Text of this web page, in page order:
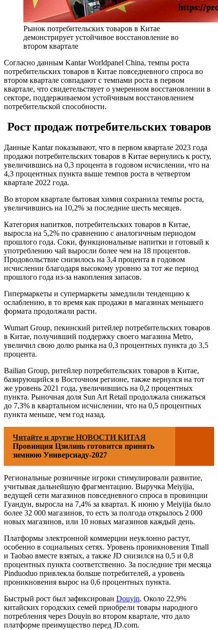
Рынок потребительских товаров в Китае
демонстрирует устойчивое восстановление во
втором квартале
Согласно данным Kantar Worldpanel China, темпы роста
потребительских товаров в Китае повседневного спроса во
втором квартале совпадают с темпами роста в первом
квартале, что свидетельствует о умеренном восстановлении в
секторе, поддерживаемом устойчивым восстановлением
потребительской способности.
Рост продаж потребительских товаров
Данные Kantar показывают, что в первом квартале 2023 года
продажи потребительских товаров в Китае вернулись к росту,
увеличившись на 0,3 процента в годовом исчислении, что на
4,3 процентных пункта выше темпов роста в четвертом
квартале 2022 года.
Во втором квартале бытовая химия сохранила темпы роста,
увеличившись на 10,2% за последние шесть месяцев.
Категория напитков, потребительских товаров в Китае,
выросла на 5,2% по сравнению с аналогичным периодом
прошлого года. Соки, функциональные напитки и готовый к
употреблению чай выросли более чем на 18 процентов.
Продовольствие снизилось на 3,4 процента в годовом
исчислении благодаря высокому уровню за тот же период
прошлого года из-за накопления запасов.
Гипермаркеты и супермаркеты замедлили тенденцию к
ослаблению, в то время как продажи в магазинах меньшего
формата продолжали расти.
Wumart Group, пекинский ритейлер потребительских товаров
в Китае, получивший поддержку своего магазина Metro,
увеличил свою долю рынка на 0,3 процентных пункта до 3,5
процента.
Bailian Group, ритейлер потребительских товаров в Китае,
базирующийся в Восточном регионе, также вернулся на тот
же уровень 2021 года, увеличившись на 0,2 процентных
пункта. Рыночная доля Sun Art Retail продолжала снижаться
до 7,3% в квартальном исчислении, что на 0,5 процентных
пункта меньше, чем год назад.
Читайте и другие НОВОСТИ КИТАЯ
Провинция Цзилинь готовится принять
зимнюю Универсиаду-2027
Региональные розничные игроки стимулировали развитие,
учитывая дальнейшую фрагментацию. Выручка Meiyijia,
ведущей сети магазинов повседневного спроса в провинции
Гуандун, выросла на 7,4% за квартал. К июню у Meiyijia было
более 32 000 магазинов, то есть за полгода открылось 2 000
новых магазинов, или 10 новых магазинов каждый день.
Платформы электронной коммерции неуклонно растут,
особенно в социальных сетях. Уровень проникновения Tmall
и Taobao вместе взятых, а также JD снизился на 0,5 и 0,8
процентных пункта соответственно. За последние три месяца
Pinduoduo привлекла больше потребителей, а уровень
проникновения вырос на 0,6 процентных пункта.
Быстрый рост был зафиксирован Douyin. Около 22,9%
китайских городских семей приобрели товары народного
потребления через Douyin во втором квартале, что дало
платформе преимущество перед JD.com.